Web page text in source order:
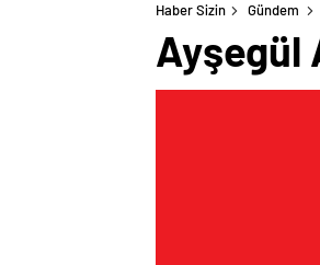
Haber Sizin Gündem
Ayşegül